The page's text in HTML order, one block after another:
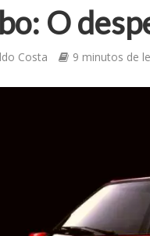
O
Costa 9 minutos de